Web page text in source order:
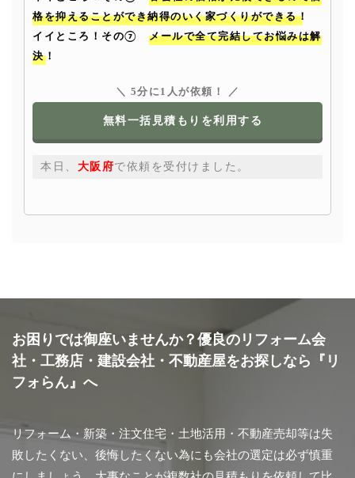
格を抑えることができ納得のいく家づくりができる！
イイところ！その⑦
メールで全て完結してお悩みは解
決！
＼ 5分に1人が依頼！ ／
無料一括見積もりを利用する
本日、 大阪府で依頼を受付けました。
お困りでは御座いませんか？優良のリフォーム会
社・工務店・建設会社・不動産屋をお探しなら『リ
フォらん』へ
リフォーム・新築・注文住宅・土地活用・不動産売却等は失
敗したくない、後悔したくない為にも会社の選定は必ず慎重